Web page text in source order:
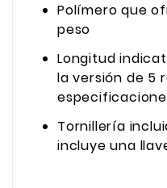
Polímero que
peso
Longitud
la versión de 5
Tornillería
incluye una